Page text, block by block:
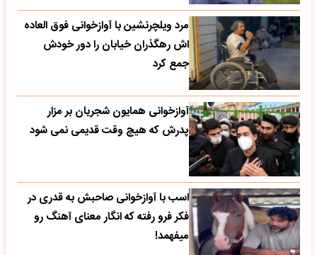
مرد ویلچرنشین با آوازخوانی فوق العاده
اش رهگذران خیابان را دور خودش
جمع کرد
آوازخوانی همایون شجریان بر مزار
پدرش که هیچ وقت قدیمی نمی شود
اسب با آوازخوانی صاحبش به قدری در
فکر فرو رفته که انگار معنای آهنگ رو
میفهمد!